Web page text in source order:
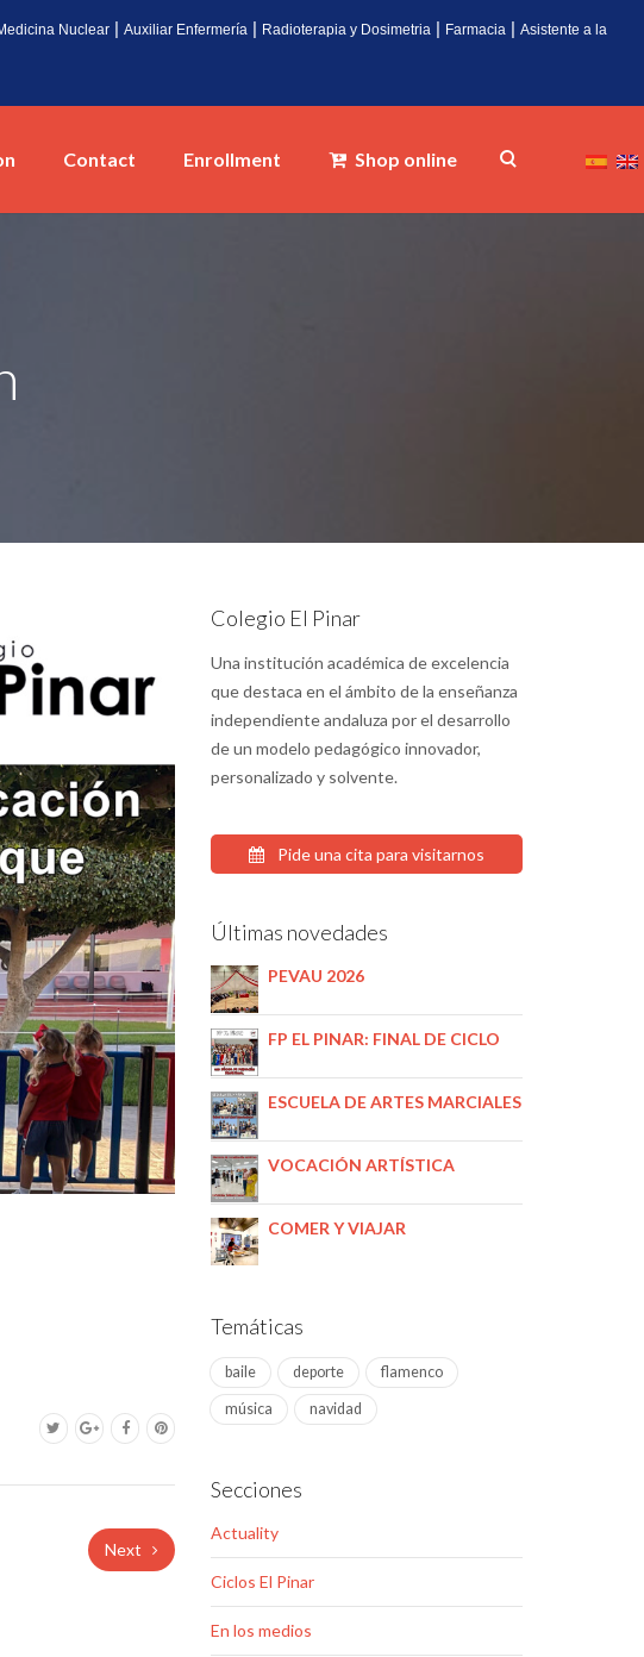
Nuclear | Auxiliar Enfermería | Radioterapia y Dosimetria | Farmacia | Asistente a la
Contact Enrollment Shop online
Next
Colegio El Pinar
Una institución académica de excelencia
que destaca en el ámbito de la enseñanza
independiente andaluza por el desarrollo
de un modelo pedagógico innovador,
personalizado y solvente.
Pide una cita para visitarnos
Últimas novedades
PEVAU 2026
FP EL PINAR: FINAL DE CICLO
ESCUELA DE ARTES MARCIALES
VOCACIÓN ARTÍSTICA
COMER Y VIAJAR
Temáticas
baile deporte flamenco
música navidad
Secciones
Actuality
Ciclos El Pinar
En los medios